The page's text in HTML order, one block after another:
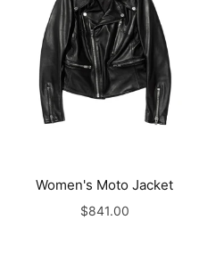
Women's Moto Jacket
$841.00